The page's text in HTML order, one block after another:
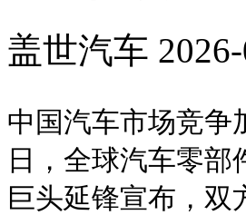
盖世汽车
中国汽车市场竞争
日， 全球汽车零部
巨头延锋宣布，双